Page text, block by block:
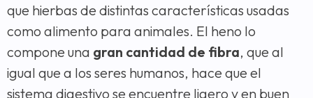
que hierbas de distintas características usadas
como alimento para animales. El heno lo
compone una gran cantidad de fibra, que al
igual que a los seres humanos, hace que el
sistema digestivo se encuentre ligero y en buen